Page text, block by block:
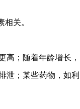
关。
高；随着年龄增长，
泄；某些药物，如利